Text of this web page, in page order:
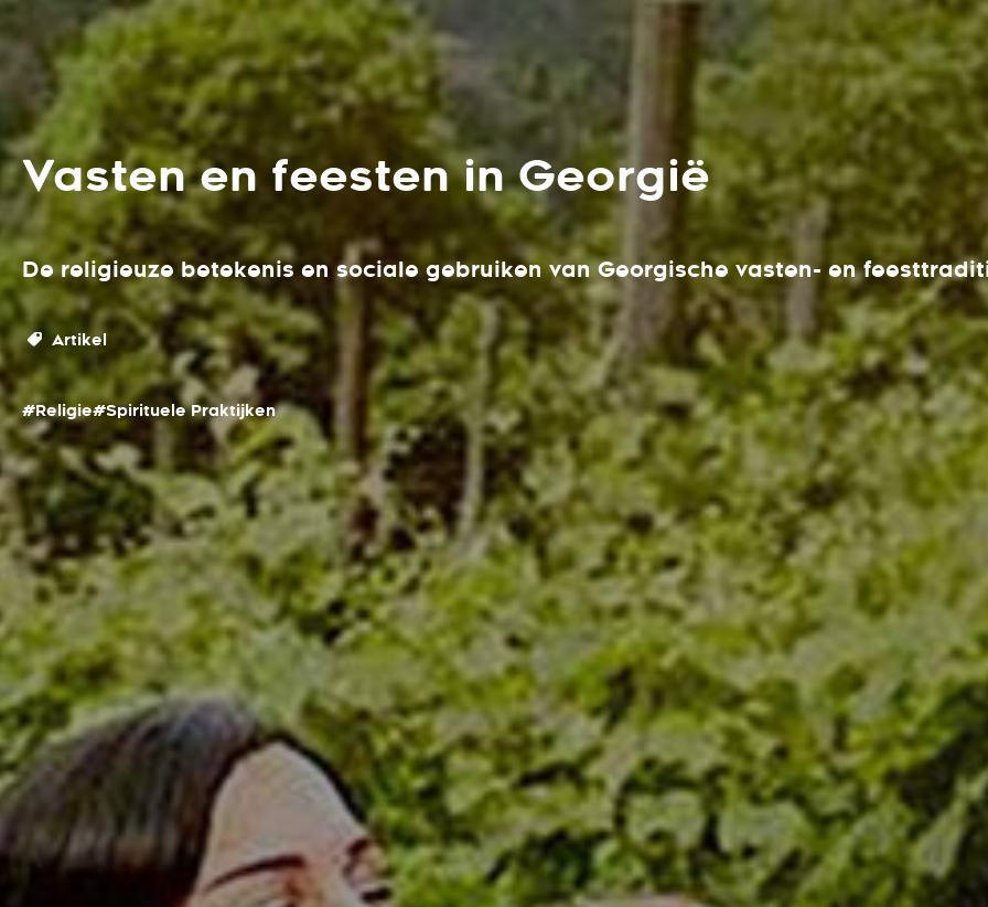
Vasten en feesten in Georgië
De religieuze betekenis en sociale gebruiken van Georgische vasten- en
Artikel
#Religie#Spirituele Praktijken